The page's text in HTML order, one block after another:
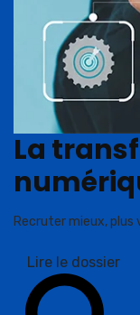
La
Recruter mieux, plus
Lire le dossier